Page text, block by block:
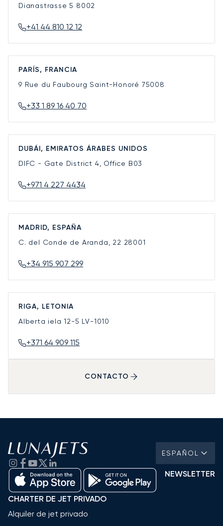
Dianastrasse 5 8002
+41 44 810 12 12
PARÍS, FRANCIA
9 Rue du Faubourg Saint-Honoré 75008
+33 1 89 16 40 70
DUBÁI, EMIRATOS ÁRABES UNIDOS
DIFC - Gate District 4, Office B03
+971 4 227 4434
MADRID, ESPAÑA
C. del Conde de Aranda, 22 28001
+34 915 907 299
RIGA, LETONIA
Alberta iela 12-5 LV-1010
+371 64 909 115
CONTACTO
ESPAÑOL
NEWSLETTER
CHARTER DE JET PRIVADO
Alquiler de jet privado